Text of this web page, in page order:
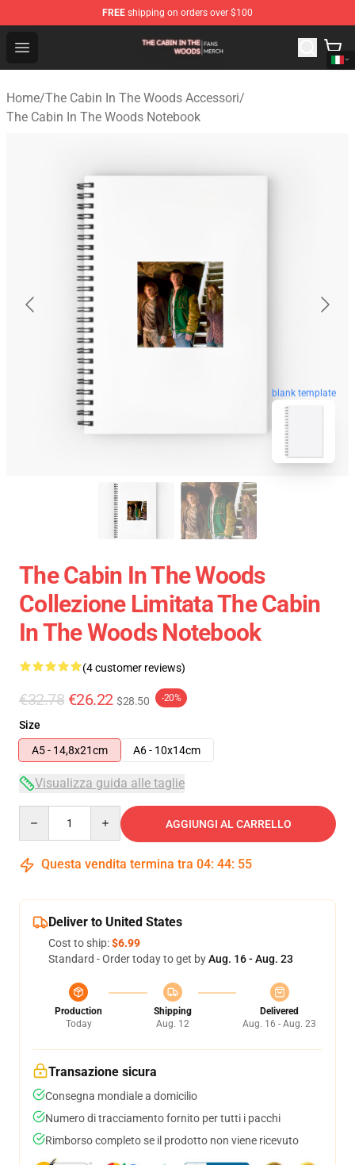
FREE shipping on orders over $100
Open menu
The Cabin In The Woods Shop - Official The Cabin In
Home/The Cabin In The Woods Accessori/
The Cabin In The Woods Notebook
blank template
The Cabin In The Woods
Collezione Limitata The Cabin
In The Woods Notebook
(4 customer reviews)
€32.78 €26.22 $28.50 -20%
Size
A5 - 14,8x21cm
A6 - 10x14cm
Visualizza guida alle taglie
AGGIUNGI AL CARRELLO
Questa vendita termina tra 04: 44: 54
Deliver to United States
Cost to ship:$6.99
Standard - Order today to get byAug. 16 - Aug. 23
Production
Today
Shipping
Aug. 12
Delivered
Aug. 16 - Aug. 23
Transazione sicura
Consegna mondiale a domicilio
Numero di tracciamento fornito per tutti i pacchi
Rimborso completo se il prodotto non viene ricevuto